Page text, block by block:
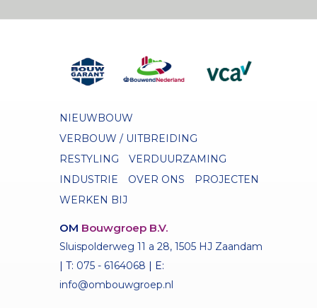
NIEUWBOUW
VERBOUW / UITBREIDING
RESTYLING
VERDUURZAMING
INDUSTRIE
OVER ONS
PROJECTEN
WERKEN BIJ
OM Bouwgroep B.V.
Sluispolderweg 11 a 28, 1505 HJ Zaandam
| T: 075 - 6164068 | E:
info@ombouwgroep.nl